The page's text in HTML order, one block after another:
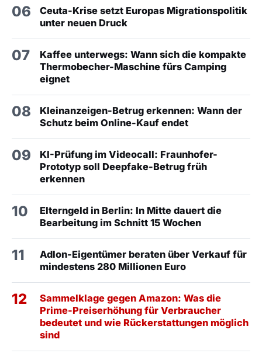
06
Ceuta-Krise setzt Europas Migrationspolitik
unter neuen Druck
07
Kaffee unterwegs: Wann sich die kompakte
Thermobecher-Maschine fürs Camping
eignet
08
Kleinanzeigen-Betrug erkennen: Wann der
Schutz beim Online-Kauf endet
09
KI-Prüfung im Videocall: Fraunhofer-
Prototyp soll Deepfake-Betrug früh
erkennen
10
Elterngeld in Berlin: In Mitte dauert die
Bearbeitung im Schnitt 15 Wochen
11
Adlon-Eigentümer beraten über Verkauf für
mindestens 280 Millionen Euro
12
Sammelklage gegen Amazon: Was die
Prime-Preiserhöhung für Verbraucher
bedeutet und wie Rückerstattungen möglich
sind